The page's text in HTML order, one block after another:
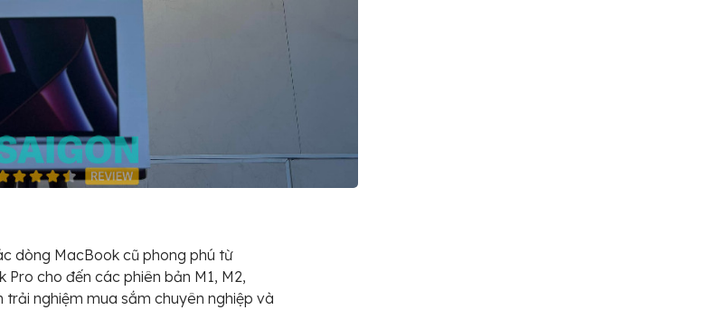
dòng MacBook cũ phong phú từ
Pro cho đến các phiên bản M1, M2,
trải nghiệm mua sắm chuyên nghiệp và